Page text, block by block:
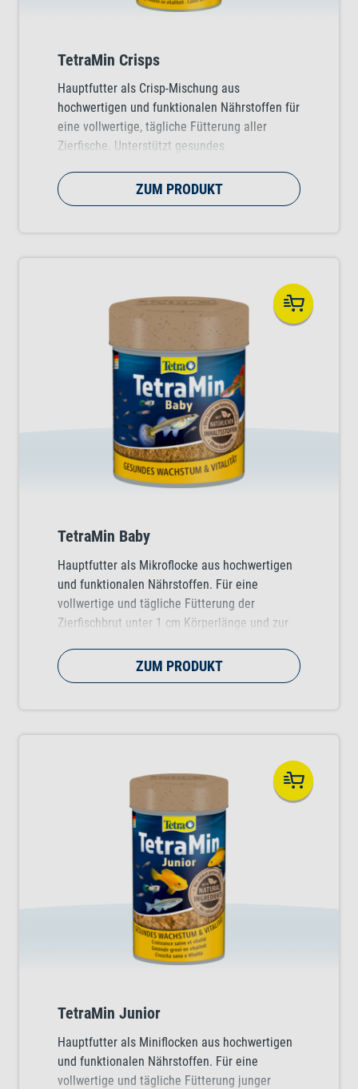
TetraMin Crisps
Hauptfutter als Crisp-Mischung aus
hochwertigen und funktionalen Nährstoffen für
eine vollwertige, tägliche Fütterung aller
Zierfische. Unterstützt gesundes
ZUM PRODUKT
TetraMin Baby
Hauptfutter als Mikroflocke aus hochwertigen
und funktionalen Nährstoffen. Für eine
vollwertige und tägliche Fütterung der
Zierfischbrut unter 1 cm Körperlänge und zur
der frühen Lebensphase.
ZUM PRODUKT
TetraMin Junior
Hauptfutter als Miniflocken aus hochwertigen
und funktionalen Nährstoffen. Für eine
vollwertige und tägliche Fütterung junger